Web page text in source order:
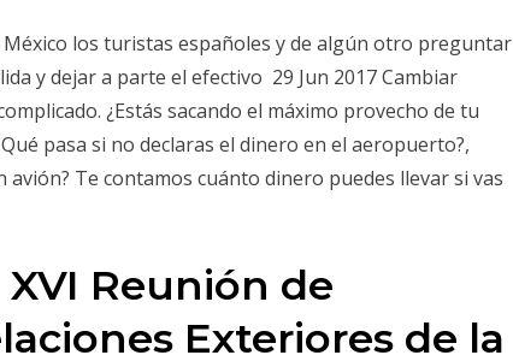
los turistas españoles y de algún otro preguntar
y dejar a parte el efectivo 29 Jun 2017 Cambiar
¿Estás sacando el máximo provecho de tu
pasa si no declaras el dinero en el aeropuerto?,
Te contamos cuánto dinero puedes llevar si vas
Reunión de
Exteriores de la